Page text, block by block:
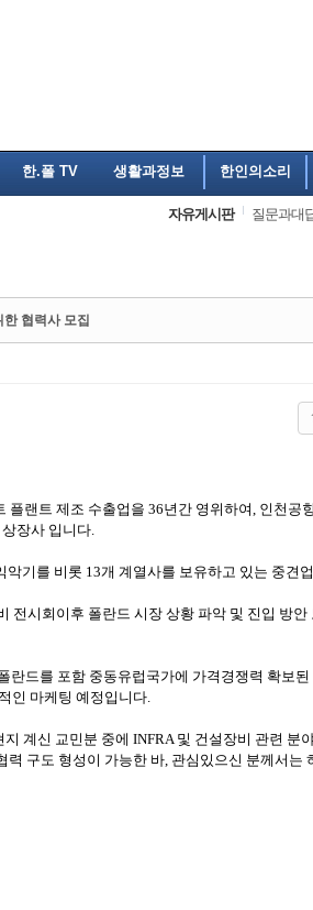
한.폴 TV 생활과정보 한인의소리
자유게시판 질문과대
협력사 모집
플랜트 제조 수출업을 36년간 영위하여, 인천공
상장사 입니다.
악기를 비롯 13개 계열사를 보유하고 있는 중견
전시회이후 폴란드 시장 상황 파악 및 진입 방
란드를 포함 중동유럽국가에 가격경쟁력 확보
인 마케팅 예정입니다.
지 계신 교민분 중에 INFRA 및 건설장비 관련 분
력 구도 형성이 가능한 바, 관심있으신 분께서는